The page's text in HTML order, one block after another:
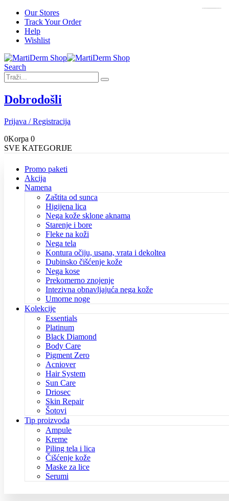
Our Stores
Track Your Order
Help
Wishlist
Search
Dobrodošli
Prijava / Registracija
0Korpa 0
SVE KATEGORIJE
Promo paketi
Akcija
Namena
Zaštita od sunca
Higijena lica
Nega kože sklone aknama
Starenje i bore
Fleke na koži
Nega tela
Kontura očiju, usana, vrata i dekoltea
Dubinsko čišćenje kože
Nega kose
Prekomerno znojenje
Intezivna obnavljajuća nega kože
Umorne noge
Kolekcije
Essentials
Platinum
Black Diamond
Body Care
Pigment Zero
Acniover
Hair System
Sun Care
Driosec
Skin Repair
Šotovi
Tip proizvoda
Ampule
Kreme
Piling tela i lica
Čišćenje kože
Maske za lice
Serumi